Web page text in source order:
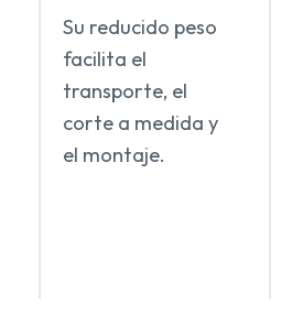
Su reducido peso
facilita el
transporte, el
corte a medida y
el montaje.